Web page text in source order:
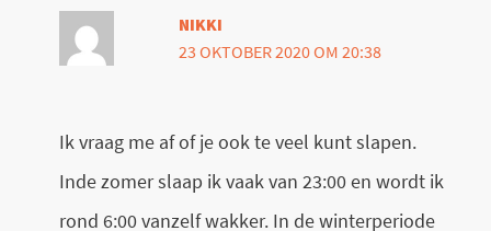
NIKKI
23 OKTOBER 2020 OM 20:38
Ik vraag me af of je ook te veel kunt slapen.
Inde zomer slaap ik vaak van 23:00 en wordt ik
rond 6:00 vanzelf wakker. In de winterperiode